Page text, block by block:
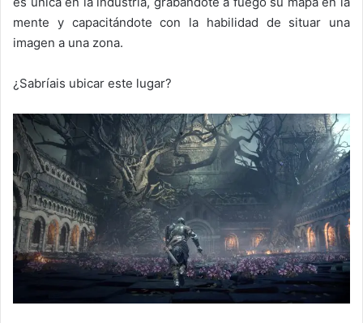
mente y capacitándote con la habilidad de situar una
imagen a una zona.
¿Sabríais ubicar este lugar?